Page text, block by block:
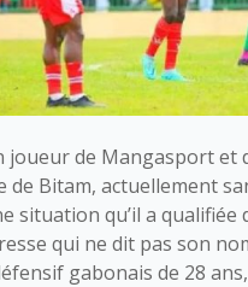
joueur de Mangasport et
de Bitam, actuellement
situation qu’il a qualifiée
qui ne dit pas son
gabonais de 28 ans,